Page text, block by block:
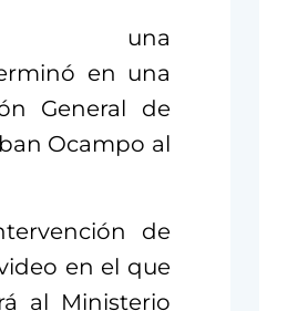
una
en una
General de
Ocampo al
de
en el que
al Ministerio